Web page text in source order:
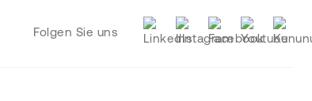
Folgen Sie uns